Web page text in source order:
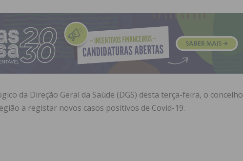
da Direção Geral da Saúde (DGS) desta terça-feira, o concelho
a registar novos casos positivos de Covid-19.